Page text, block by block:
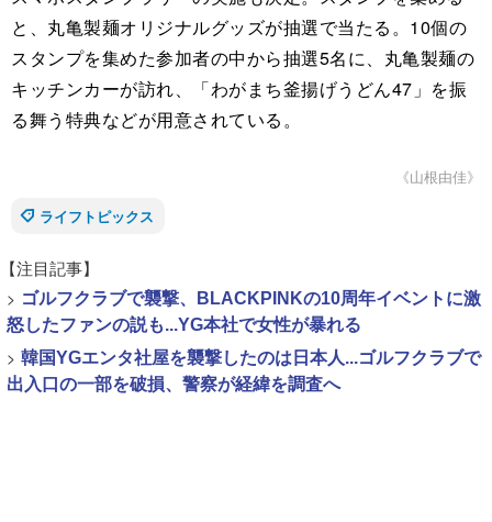
と、丸亀製麺オリジナルグッズが抽選で当たる。10個の
スタンプを集めた参加者の中から抽選5名に、丸亀製麺の
キッチンカーが訪れ、「わがまち釜揚げうどん47」を振
る舞う特典などが用意されている。
《山根由佳》
ライフトピックス
【注目記事】
> ゴルフクラブで襲撃、BLACKPINKの10周年イベントに激
怒したファンの説も...YG本社で女性が暴れる
> 韓国YGエンタ社屋を襲撃したのは日本人...ゴルフクラブで
出入口の一部を破損、警察が経緯を調査へ